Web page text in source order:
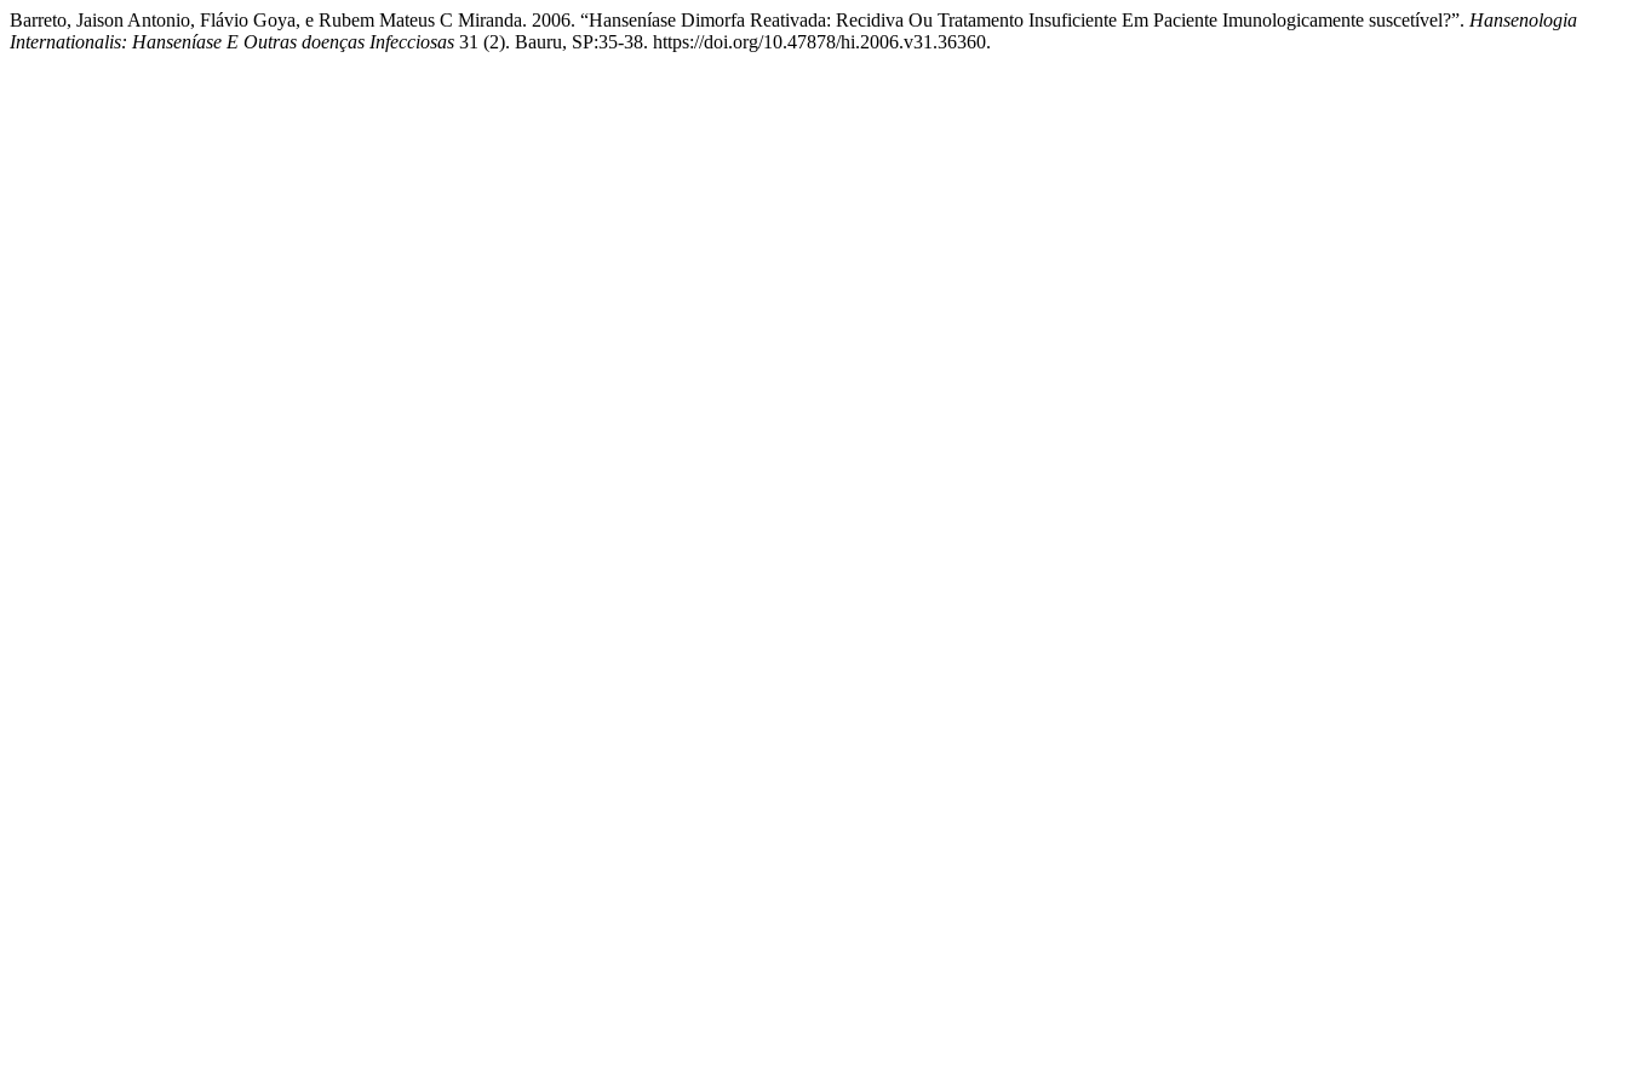
Barreto, Jaison Antonio, Flávio Goya, e Rubem Mateus C Miranda. 2006. “Hanseníase Dimorfa Reativada: Recidiva Ou Tratamento Insuficiente Em Paciente Imunologicamente suscetível?”. Hansenologia
Internationalis: Hanseníase E Outras doenças Infecciosas 31 (2). Bauru, SP:35-38. https://doi.org/10.47878/hi.2006.v31.36360.